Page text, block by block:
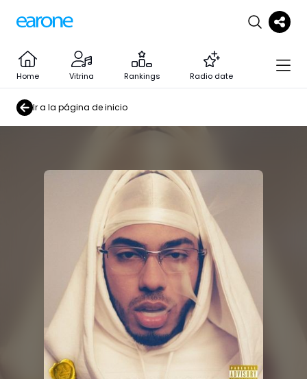
Home Vitrina Rankings Radio date
Ir a la página de inicio